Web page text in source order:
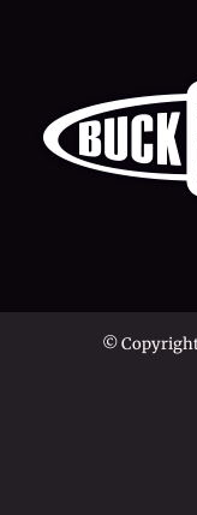
© Copyright